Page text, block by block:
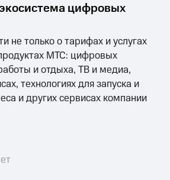
цифровых
не только о тарифах и услугах
МТС: цифровых
и отдыха, ТВ и медиа,
технологиях для запуска и
и других сервисах компании